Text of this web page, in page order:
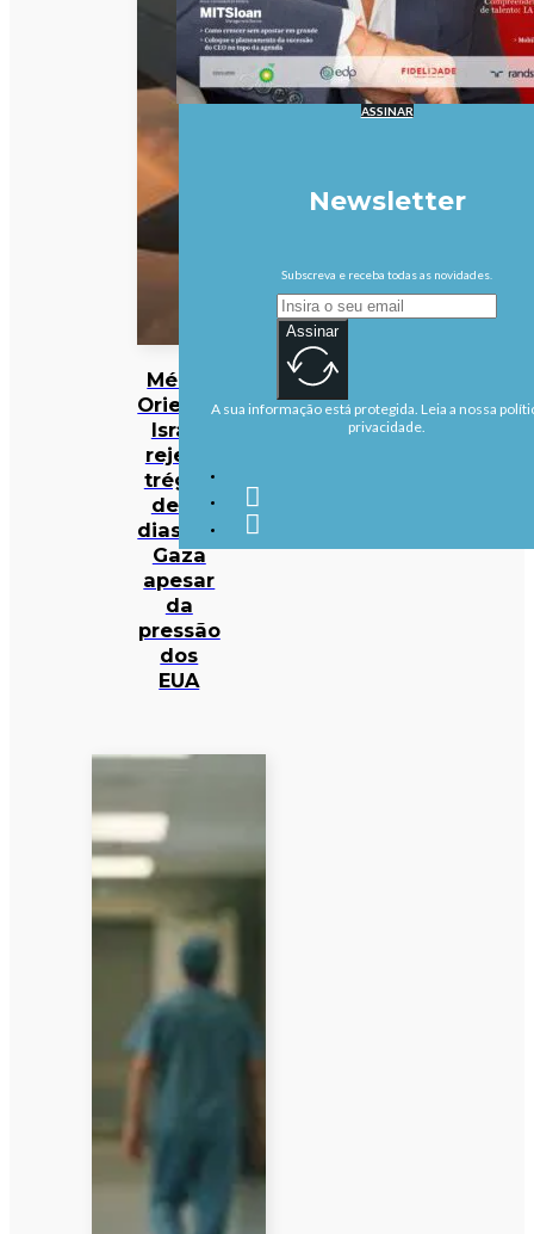
Médio
Oriente:
Israel
rejeita
trégua
de 14
dias em
Gaza
apesar
da
pressão
dos
EUA
ASSINAR
Newsletter
Subscreva e receba todas as novidades.
Assinar
A sua informação está protegida. Leia a nossa
privacidade.